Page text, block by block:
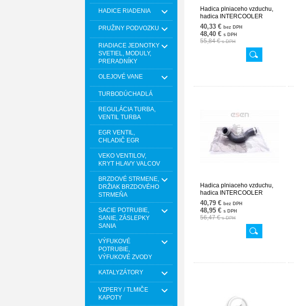
HADICE RIADENIA
PRUŽINY PODVOZKU
RIADIACE JEDNOTKY
SVETIEL, MODULY,
PRERADNÍKY
OLEJOVÉ VANE
TURBODÚCHADLÁ
REGULÁCIA TURBA,
VENTIL TURBA
EGR VENTIL,
CHLADIČ EGR
VEKO VENTILOV,
KRYT HLAVY VALCOV
BRZDOVÉ STRMENE,
DRŽIAK BRZDOVÉHO
STRMEŇA
SACIE POTRUBIE,
SANIE, ZÁSLEPKY
SANIA
VÝFUKOVÉ
POTRUBIE,
VÝFUKOVÉ ZVODY
KATALYZÁTORY
VZPERY / TLMIČE
KAPOTY
Hadica plniaceho vzduchu,
hadica INTERCOOLER
2035281782 24SKV618
40,33 € bez DPH
48,40 € s DPH
55,84 €s DPH
Hadica plniaceho vzduchu,
hadica INTERCOOLER
2035283382 24SKV622
40,79 € bez DPH
48,95 € s DPH
56,47 €s DPH